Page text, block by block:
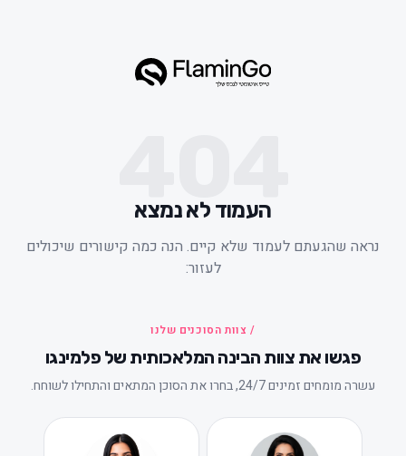
העמוד לא נמצא
שהגעתם לעמוד שלא קיים. הנה כמה קישורים שיכולים
לעזור:
/ צוות הסוכנים שלנו
פגשו את צוות הבינה המלאכותית של פלמינגו
עשרה מומחים זמינים 24/7, בחרו את הסוכן המתאים והתחילו לשוחח.